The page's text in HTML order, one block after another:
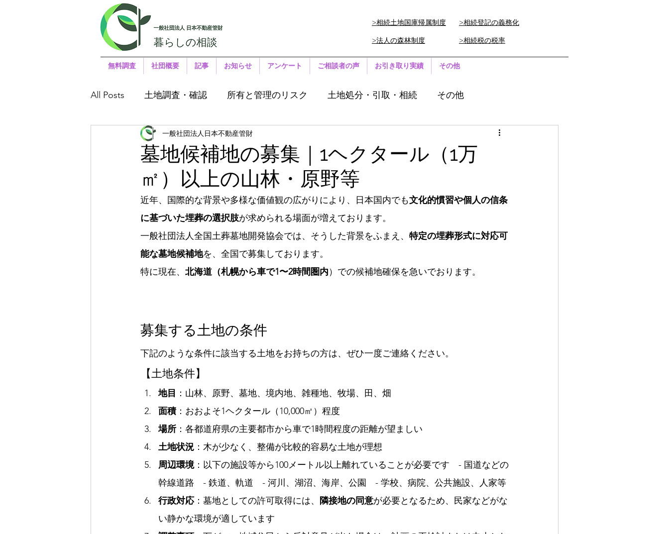
>相続土地国庫帰属制度
>相続登記の義務化
>法人の森林制度
>相続税の税率
無料調査 社団概要 記事 お知らせ アンケート ご相談者の声 お引き取り実績 その他
All Posts 土地調査・確認 所有と管理のリスク 土地処分・引取・相続 その他
墓地候補地の募集｜1ヘクタール（1万
㎡）以上の山林・原野等
一般社団法人日本不動産管財
近年、国際的な背景や多様な価値観の広がりにより、日本国内でも文化的慣習や個人の信条
に基づいた埋葬の選択肢が求められる場面が増えております。
一般社団法人全国土葬墓地開発協会では、そうした背景をふまえ、 特定の埋葬形式に対応可
能な墓地候補地を、全国で募集しております。
特に現在、 北海道（札幌から車で1〜2時間圏内）での候補地確保を急いでおります。
募集する土地の条件
下記のような条件に該当する土地をお持ちの方は、ぜひ一度ご連絡ください。
【土地条件】
地目 ：山林、原野、墓地、境内地、雑種地、牧場、田、畑
面積：おおよそ1ヘクタール（10,000㎡）程度
場所 ：各都道府県の主要都市から車で1時間程度の距離が望ましい
土地状況 ：木が少なく、整備が比較的容易な土地が理想
周辺環境：以下の施設等から100メートル以上離れていることが必要です　- 国道などの
幹線道路　- 鉄道、軌道　- 河川、湖沼、海岸、公園　- 学校、病院、公共施設、人家等
行政対応：墓地としての許可取得には、 隣接地の同意が必要となるため、民家などがな
い静かな環境が適しています